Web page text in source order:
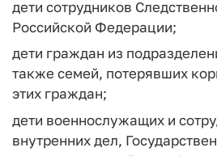
дети сотрудников
Российской Федерации;
дети граждан из
также семей, потерявших
этих граждан;
дети военнослужащих и
внутренних дел,